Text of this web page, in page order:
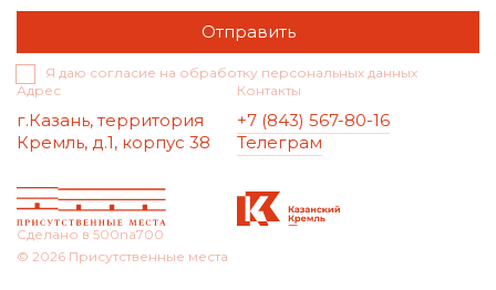
Я даю согласие на обработку персональных данных
Адрес
г.Казань, территория
Кремль, д.1, корпус 38
Контакты
+7 (843) 567-80-16
Телеграм
Сделано в 500na700
© 2026 Присутственные места